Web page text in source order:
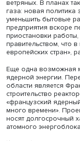
По данным
2021 году
них 140 млрд
кубометров — СПГ.
импорта газа
В начале марта
отказа от
замыслу
российского газа
на 67%.